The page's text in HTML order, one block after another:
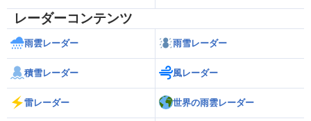
レーダーコンテンツ
雨雲レーダー 雨雪レーダー
積雪レーダー 風レーダー
雷レーダー 世界の雨雲レーダー